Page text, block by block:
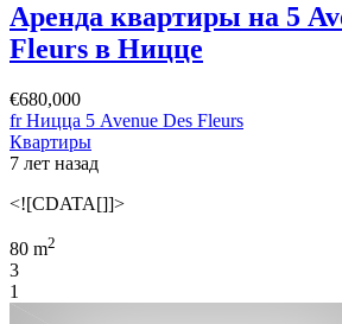
Аренда квартиры на 5
Fleurs в Ницце
€680,000
fr Ницца 5 Avenue Des Fleurs
Квартиры
7 лет назад
<![CDATA[]]>
80 m2
3
1